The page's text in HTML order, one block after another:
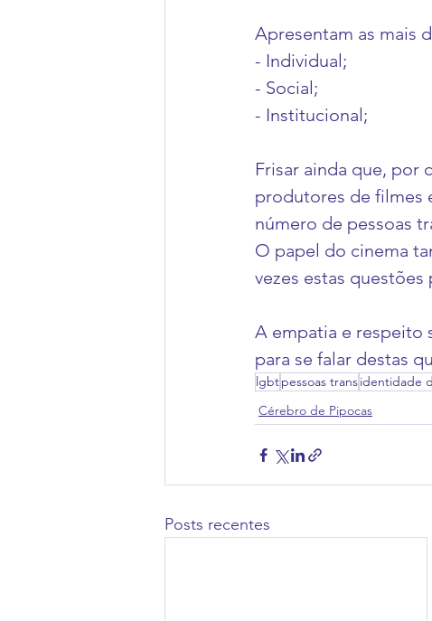
Apresentam as mais
- Individual;
- Social;
- Institucional;
Frisar ainda que, por
produtores de filmes
número de pessoas
O papel do cinema
vezes estas
A empatia e respeito
para se falar destas
lgbtpessoas transidentidade
Cérebro de Pipocas
Posts recentes